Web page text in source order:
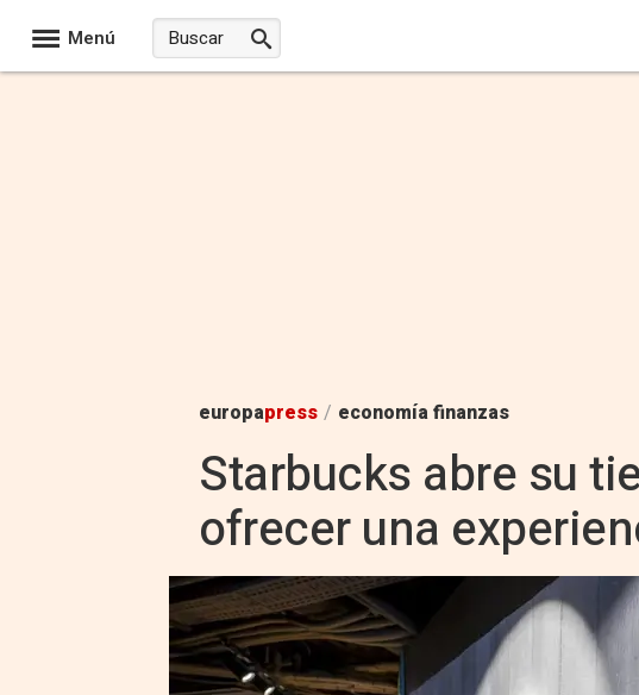
Menú
europapress / economía finanzas
Starbucks abre su
ofrecer una